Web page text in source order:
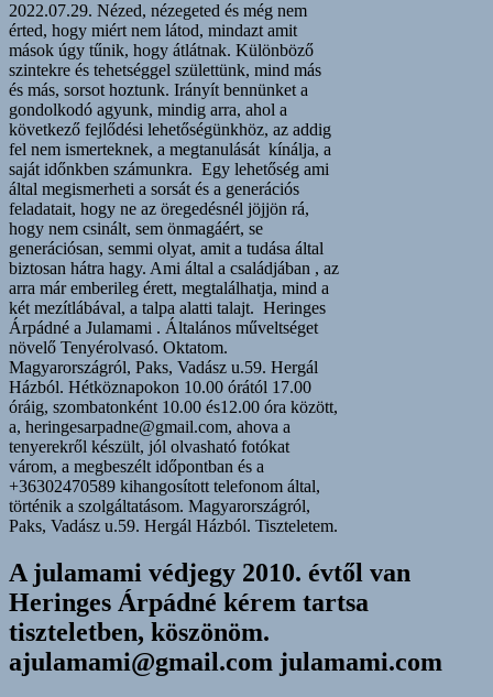
2022.07.29. Nézed, nézegeted és még nem
érted, hogy miért nem látod, mindazt amit
mások úgy tűnik, hogy átlátnak. Különböző
szintekre és tehetséggel születtünk, mind más
és más, sorsot hoztunk. Irányít bennünket a
gondolkodó agyunk, mindig arra, ahol a
következő fejlődési lehetőségünkhöz, az addig
fel nem ismerteknek, a megtanulását kínálja, a
saját időnkben számunkra. Egy lehetőség ami
által megismerheti a sorsát és a generációs
feladatait, hogy ne az öregedésnél jöjjön rá,
hogy nem csinált, sem önmagáért, se
generációsan, semmi olyat, amit a tudása által
biztosan hátra hagy. Ami által a családjában , az
arra már emberileg érett, megtalálhatja, mind a
két mezítlábával, a talpa alatti talajt. Heringes
Árpádné a Julamami . Általános műveltséget
növelő Tenyérolvasó. Oktatom.
Magyarországról, Paks, Vadász u.59. Hergál
Házból. Hétköznapokon 10.00 órától 17.00
óráig, szombatonként 10.00 és12.00 óra között,
a, heringesarpadne@gmail.com, ahova a
tenyerekről készült, jól olvasható fotókat
várom, a megbeszélt időpontban és a
+36302470589 kihangosított telefonom által,
történik a szolgáltatásom. Magyarországról,
Paks, Vadász u.59. Hergál Házból. Tiszteletem.
A julamami védjegy 2010. évtől van
Heringes Árpádné kérem tartsa
tiszteletben, köszönöm.
ajulamami@gmail.com julamami.com